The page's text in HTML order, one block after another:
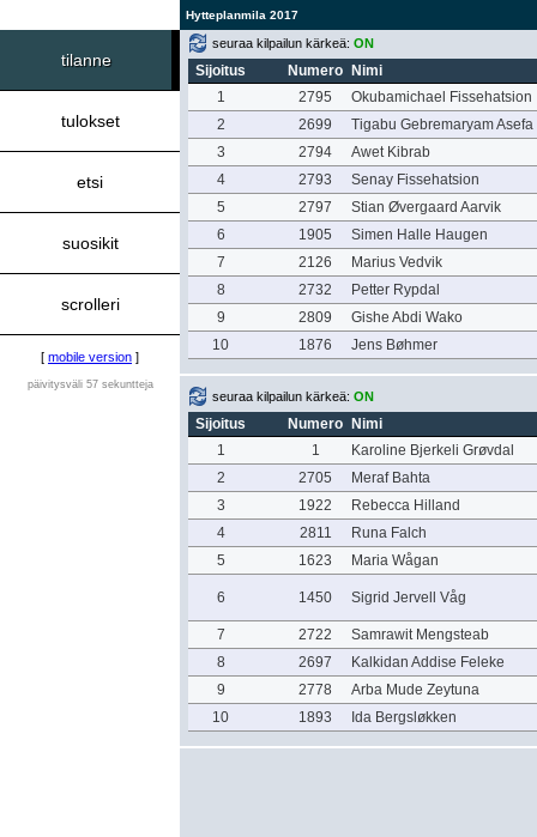
Hytteplanmila 2017
tilanne
tulokset
etsi
suosikit
scrolleri
[ mobile version ]
päivitysväli 57 sekuntteja
seuraa kilpailun kärkeä: ON
Sijoitus Numero
Nimi
1
2795
Okubamichael Fissehatsion
2
2699
Tigabu Gebremaryam Asefa
3
2794
Awet Kibrab
4
2793
Senay Fissehatsion
5
2797
Stian Øvergaard Aarvik
6
1905
Simen Halle Haugen
7
2126
Marius Vedvik
8
2732
Petter Rypdal
9
2809
Gishe Abdi Wako
10
1876 Jens Bøhmer
seuraa kilpailun kärkeä: ON
Sijoitus Numero
Nimi
1
1
Karoline Bjerkeli Grøvdal
2
2705
Meraf Bahta
3
1922
Rebecca Hilland
4
2811
Runa Falch
5
1623 Maria Wågan
6 1450 Sigrid Jervell Våg
7 2722
Samrawit Mengsteab
8
2697
Kalkidan Addise Feleke
9
2778
Arba Mude Zeytuna
10
1893 Ida Bergsløkken